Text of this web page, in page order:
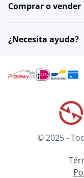
Comprar o vender
¿Necesita ayuda?
© 2025 -